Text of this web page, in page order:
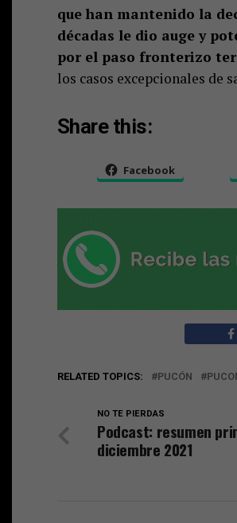
que han mantenido la
décadas le dio auge y
por el paso fronterizo
los casos excepcionales de
Share this:
Facebook
RELATED TOPICS: PUCÓN
NO TE PIERDAS
Podcast: resumen
diciembre 2021